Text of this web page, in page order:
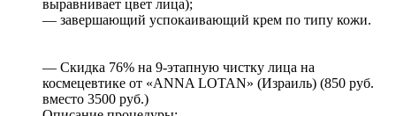
выравнивает цвет лица);
— завершающий успокаивающий крем по типу кожи.
— Скидка 76% на 9-этапную чистку лица на
космецевтике от «ANNA LOTAN» (Израиль) (850 руб.
вместо 3500 руб.)